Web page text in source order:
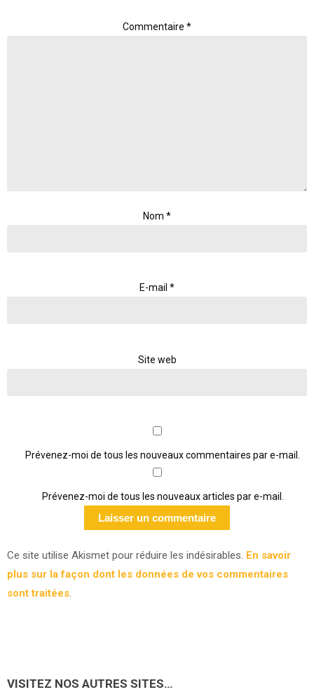
Commentaire *
Nom *
E-mail *
Site web
Prévenez-moi de tous les nouveaux commentaires par e-mail.
Prévenez-moi de tous les nouveaux articles par e-mail.
Ce site utilise Akismet pour réduire les indésirables. En savoir
plus sur la façon dont les données de vos commentaires
sont traitées.
VISITEZ NOS AUTRES SITES…